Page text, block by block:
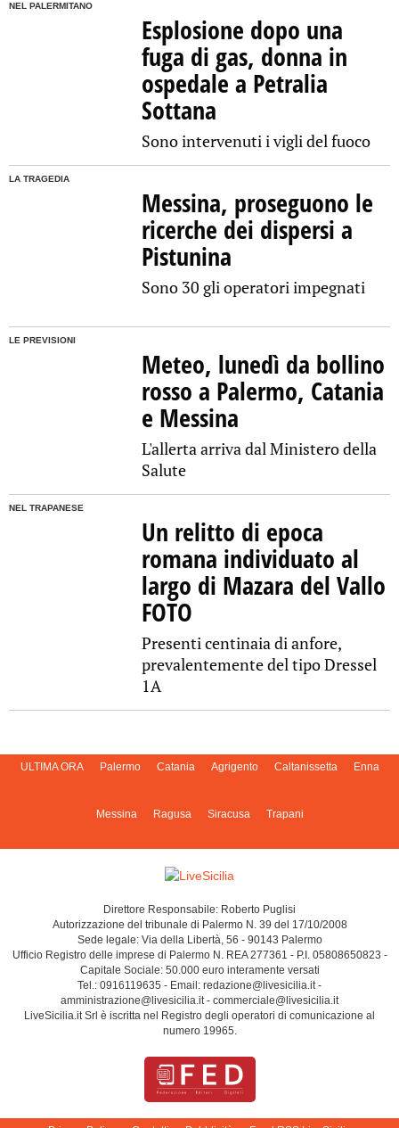
NEL PALERMITANO
Esplosione dopo una
fuga di gas, donna in
ospedale a Petralia
Sottana
Sono intervenuti i vigli del fuoco
LA TRAGEDIA
Messina, proseguono le
ricerche dei dispersi a
Pistunina
Sono 30 gli operatori impegnati
LE PREVISIONI
Meteo, lunedì da bollino
rosso a Palermo, Catania
e Messina
L'allerta arriva dal Ministero della
Salute
NEL TRAPANESE
Un relitto di epoca
romana individuato al
largo di Mazara del Vallo
FOTO
Presenti centinaia di anfore,
prevalentemente del tipo Dressel
1A
ULTIMA ORA Palermo Catania Agrigento Caltanissetta Enna
Messina Ragusa Siracusa Trapani
Direttore Responsabile: Roberto Puglisi
Autorizzazione del tribunale di Palermo N. 39 del 17/10/2008
Sede legale: Via della Libertà, 56 - 90143 Palermo
Ufficio Registro delle imprese di Palermo N. REA 277361 - P.I. 05808650823 -
Capitale Sociale: 50.000 euro interamente versati
Tel.: 0916119635 - Email: redazione@livesicilia.it -
amministrazione@livesicilia.it - commerciale@livesicilia.it
LiveSicilia.it Srl è iscritta nel Registro degli operatori di comunicazione al
numero 19965.